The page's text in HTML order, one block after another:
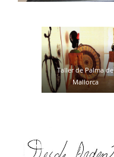
Taller de Palma de
Mallorca